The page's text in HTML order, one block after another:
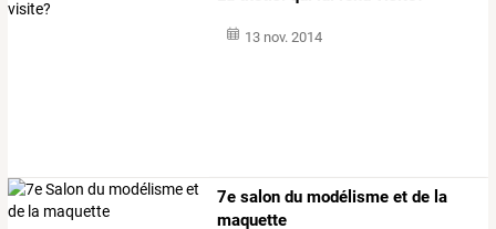
13 nov. 2014
7e salon du modélisme et de la
maquette